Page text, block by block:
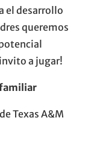
el desarrollo
queremos
a jugar!
familiar
Texas A&M